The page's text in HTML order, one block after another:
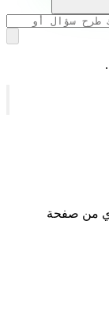
من صفحة